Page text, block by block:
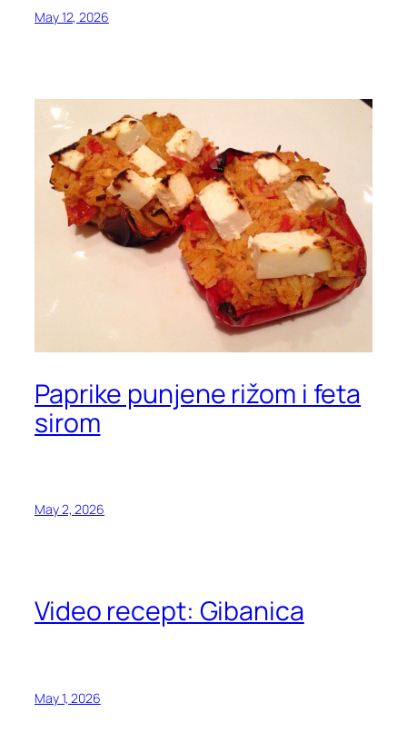
May 12, 2026
Paprike punjene rižom i feta
sirom
May 2, 2026
Video recept: Gibanica
May 1, 2026